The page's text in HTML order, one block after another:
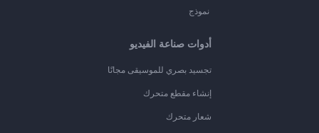
نموذج
أدوات صناعة الفيديو
تجسيد بصري للموسيقى مجانًا
إنشاء مقطع متحرك
شعار متحرك